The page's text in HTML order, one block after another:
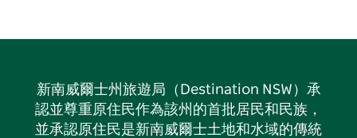
新南威爾士州旅遊局（Destination NSW）承
認並尊重原住民作為該州的首批居民和民族，
並承認原住民是新南威爾士土地和水域的傳統